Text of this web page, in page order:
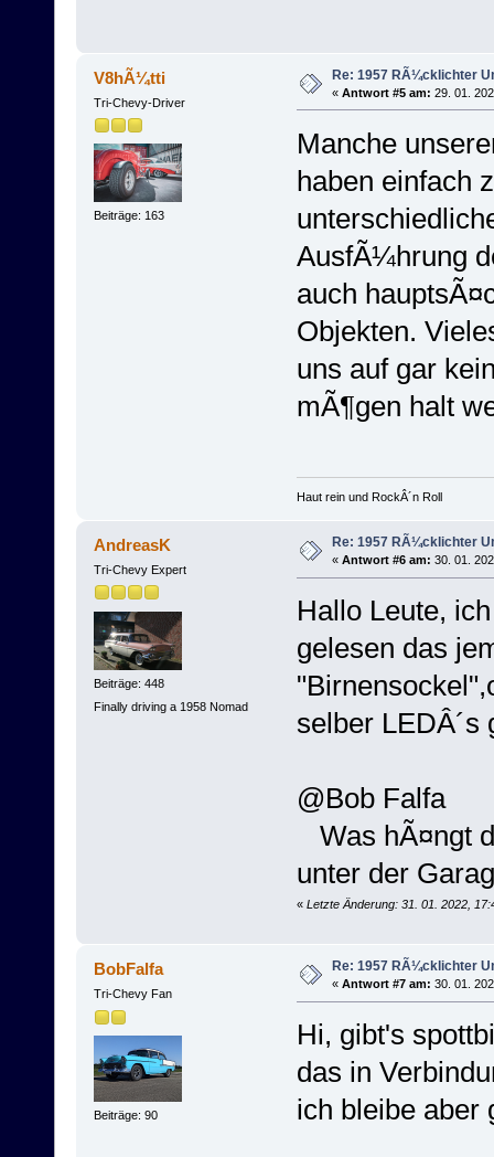
V8hÃ¼tti
Tri-Chevy-Driver
Beiträge: 163
Re: 1957 RÃ¼cklichter
« Antwort #5 am: 29. 01.
Manche
haben einfach
AusfÃ¼hrung
auch
Objekten.
uns auf gar
mÃ¶gen halt
Haut rein und RockÂ´n Roll
AndreasK
Tri-Chevy Expert
Beiträge: 448
Finally driving a 1958 Nomad
Re: 1957 RÃ¼cklichter
« Antwort #6 am: 30. 01.
Hallo Leute,
gelesen das
selber LEDÂ´s
@Bob Falfa
Was hÃ¤ngt
unter der
« Letzte Änderung: 31. 01. 2022,
BobFalfa
Tri-Chevy Fan
Beiträge: 90
Re: 1957 RÃ¼cklichter
« Antwort #7 am: 30. 01.
Hi, gibt's
das in
ich bleibe